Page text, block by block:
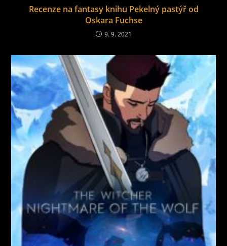
Recenze na fantasy knihu Pekelný pastýř od
Oskara Fuchse
9. 9. 2021